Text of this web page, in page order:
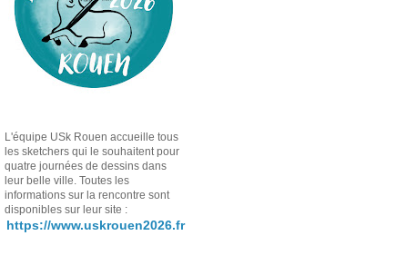
L'équipe USk Rouen accueille tous
les sketchers qui le souhaitent pour
quatre journées de dessins dans
leur belle ville. Toutes les
informations sur la rencontre sont
disponibles sur leur site :
https://www.uskrouen2026.fr